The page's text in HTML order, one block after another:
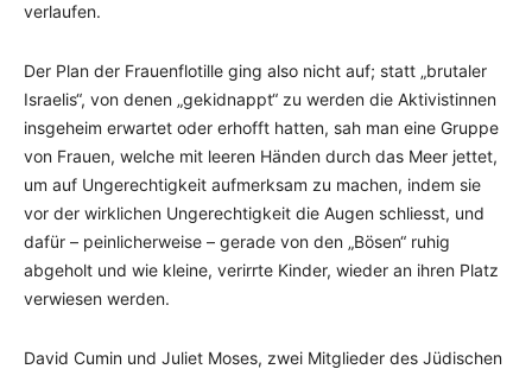
verlaufen.
Der Plan der Frauenflotille ging also nicht auf; statt „brutaler
Israelis“, von denen „gekidnappt“ zu werden die Aktivistinnen
insgeheim erwartet oder erhofft hatten, sah man eine Gruppe
von Frauen, welche mit leeren Händen durch das Meer jettet,
um auf Ungerechtigkeit aufmerksam zu machen, indem sie
vor der wirklichen Ungerechtigkeit die Augen schliesst, und
dafür – peinlicherweise – gerade von den „Bösen“ ruhig
abgeholt und wie kleine, verirrte Kinder, wieder an ihren Platz
verwiesen werden.
David Cumin und Juliet Moses, zwei Mitglieder des Jüdischen